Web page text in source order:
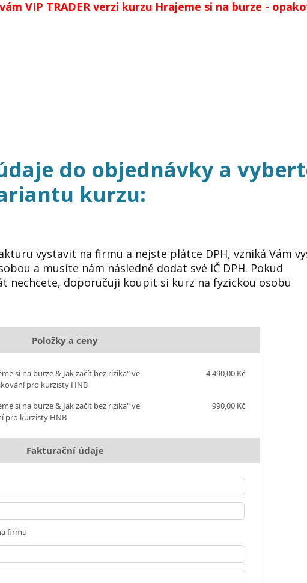
VIP TRADER verzi kurzu Hrajeme si na burze -
do objednávky a
kurzu:
vystavit na firmu a nejste plátce DPH, vzniká Vám
a musíte nám následně dodat své IČ DPH. Pokud
nechcete, doporučuji koupit si kurz na fyzickou osobu
Položky a ceny
si na burze & Jak začít bez rizika" ve
pro kurzisty HNB
4 490,00 Kč
si na burze & Jak začít bez rizika" ve
pro kurzisty HNB
990,00 Kč
Fakturační údaje
firmu